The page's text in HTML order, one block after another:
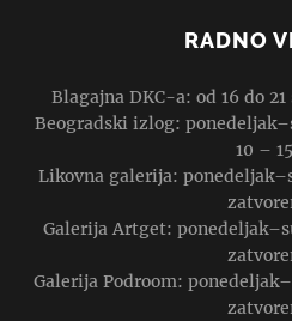
RADNO
Blagajna DKC-a: od 16 do
Beogradski izlog:
10 –
Likovna galerija:
Galerija Artget:
Galerija Podroom: